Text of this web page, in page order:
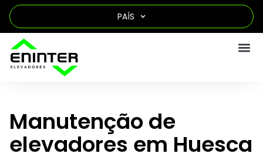
PAÍS
Manutenção de
elevadores em Huesca